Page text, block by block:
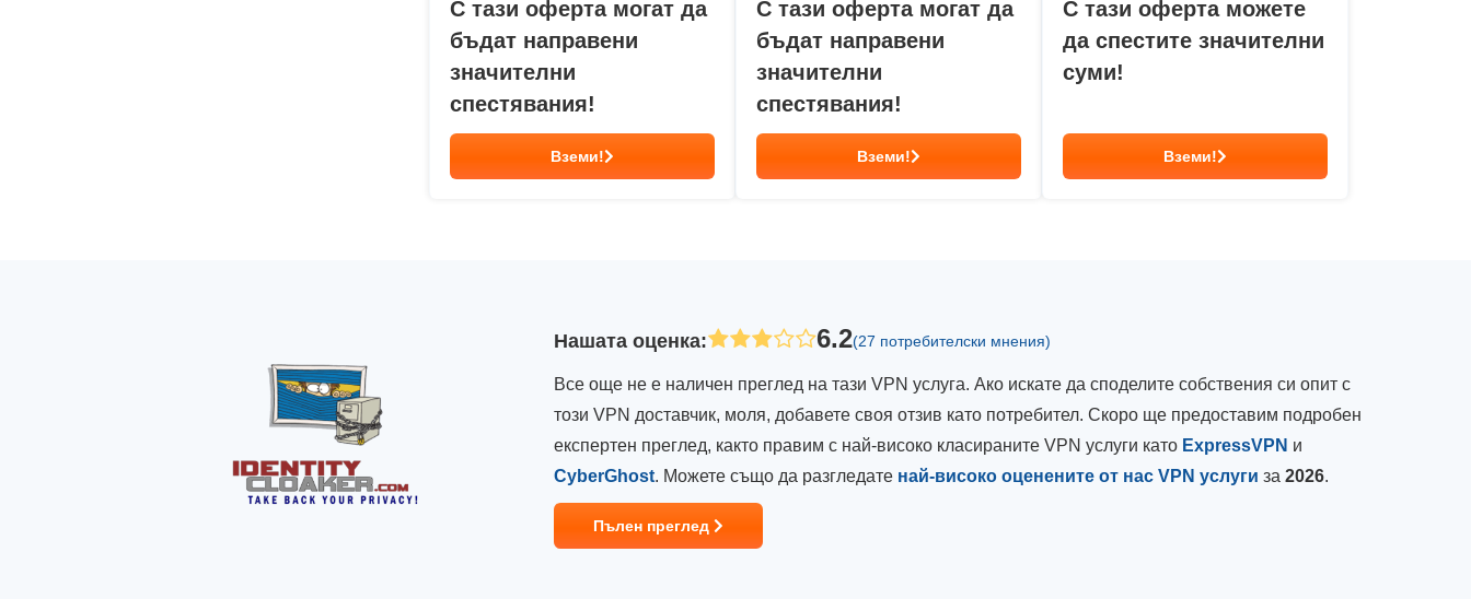
С тази оферта могат да
бъдат направени
значителни
спестявания!
Вземи!
С тази оферта могат да
бъдат направени
значителни
спестявания!
Вземи!
С тази оферта можете
да спестите значителни
суми!
Вземи!
Нашата оценка: 6.2(27 потребителски мнения)
Все още не е наличен преглед на тази VPN услуга. Ако искате да споделите собствения си опит с
този VPN доставчик, моля, добавете своя отзив като потребител. Скоро ще предоставим подробен
експертен преглед, както правим с най-високо класираните VPN услуги като ExpressVPN и
CyberGhost. Можете също да разгледате най-високо оценените от нас VPN услуги за 2026.
Пълен преглед